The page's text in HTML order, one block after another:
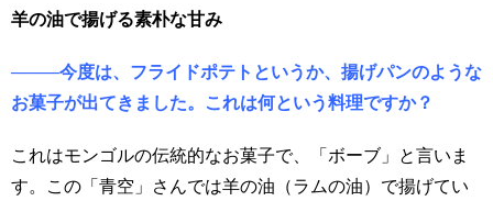
羊の油で揚げる素朴な甘み
────今度は、フライドポテトというか、揚げパンのような
お菓子が出てきました。これは何という料理ですか？
これはモンゴルの伝統的なお菓子で、「ボーブ」と言いま
す。この「青空」さんでは羊の油（ラムの油）で揚げてい